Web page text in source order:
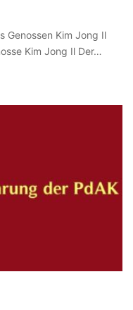
Genossen Kim Jong Il
Kim Jong Il Der…